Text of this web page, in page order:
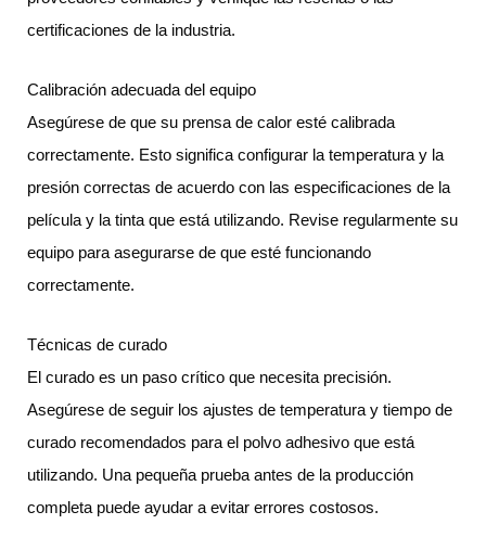
certificaciones de la industria.
Calibración adecuada del equipo
Asegúrese de que su prensa de calor esté calibrada
correctamente. Esto significa configurar la temperatura y la
presión correctas de acuerdo con las especificaciones de la
película y la tinta que está utilizando. Revise regularmente su
equipo para asegurarse de que esté funcionando
correctamente.
Técnicas de curado
El curado es un paso crítico que necesita precisión.
Asegúrese de seguir los ajustes de temperatura y tiempo de
curado recomendados para el polvo adhesivo que está
utilizando. Una pequeña prueba antes de la producción
completa puede ayudar a evitar errores costosos.